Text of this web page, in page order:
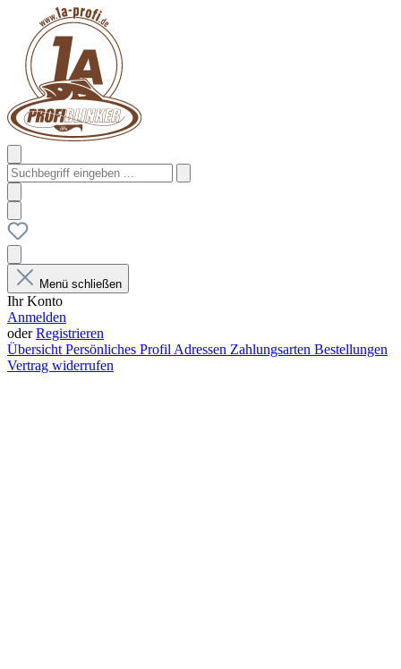
Menü schließen
Ihr Konto
Anmelden
oderRegistrieren
Übersicht Persönliches Profil Adressen Zahlungsarten Bestellungen
Vertrag widerrufen